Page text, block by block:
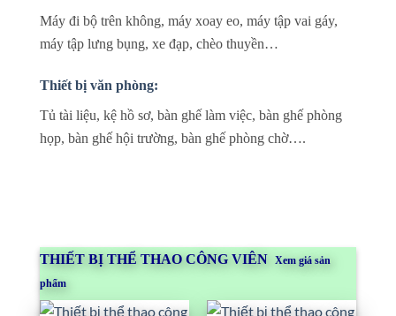
Máy đi bộ trên không, máy xoay eo, máy tập vai gáy,
máy tập lưng bụng, xe đạp, chèo thuyền…
Thiết bị văn phòng:
Tủ tài liệu, kệ hồ sơ, bàn ghế làm việc, bàn ghế phòng
họp, bàn ghế hội trường, bàn ghế phòng chờ….
THIẾT BỊ THỂ THAO CÔNG VIÊN Xem giá sản
phẩm